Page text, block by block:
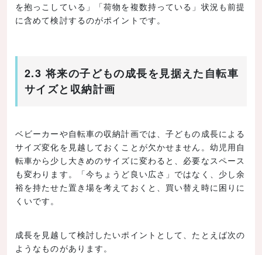
を抱っこしている」「荷物を複数持っている」状況も前提
に含めて検討するのがポイントです。
2.3 将来の子どもの成長を見据えた自転車
サイズと収納計画
ベビーカーや自転車の収納計画では、子どもの成長による
サイズ変化を見越しておくことが欠かせません。幼児用自
転車から少し大きめのサイズに変わると、必要なスペース
も変わります。「今ちょうど良い広さ」ではなく、少し余
裕を持たせた置き場を考えておくと、買い替え時に困りに
くいです。
成長を見越して検討したいポイントとして、たとえば次の
ようなものがあります。